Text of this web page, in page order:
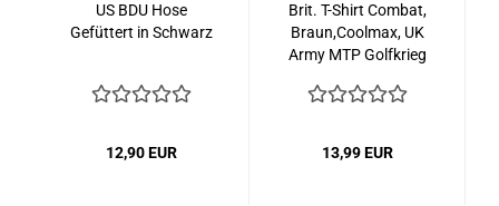
US BDU Hose
Gefüttert in Schwarz
12,90 EUR
Brit. T-Shirt Combat,
Braun,Coolmax, UK
Army MTP Golfkrieg
13,99 EUR